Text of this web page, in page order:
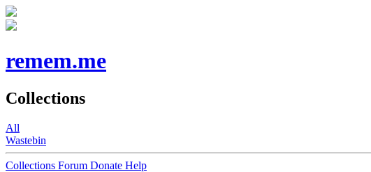
remem.me
Collections
All
Wastebin
Collections Forum Donate Help